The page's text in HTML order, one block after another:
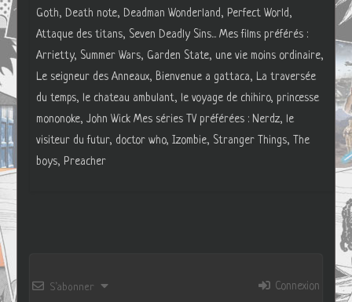
Goth, Death note, Deadman Wonderland, Perfect World,
Attaque des titans, Seven Deadly Sins... Mes films préférés :
Arrietty, Summer Wars, Garden State, une vie moins ordinaire,
Le seigneur des Anneaux, Bienvenue a gattaca, La traversée
du temps, le chateau ambulant, le voyage de chihiro, princesse
mononoke, John Wick Mes séries TV préférées : Nerdz, le
visiteur du futur, doctor who, Izombie, Stranger Things, The
boys, Preacher
S’abonner Connexion